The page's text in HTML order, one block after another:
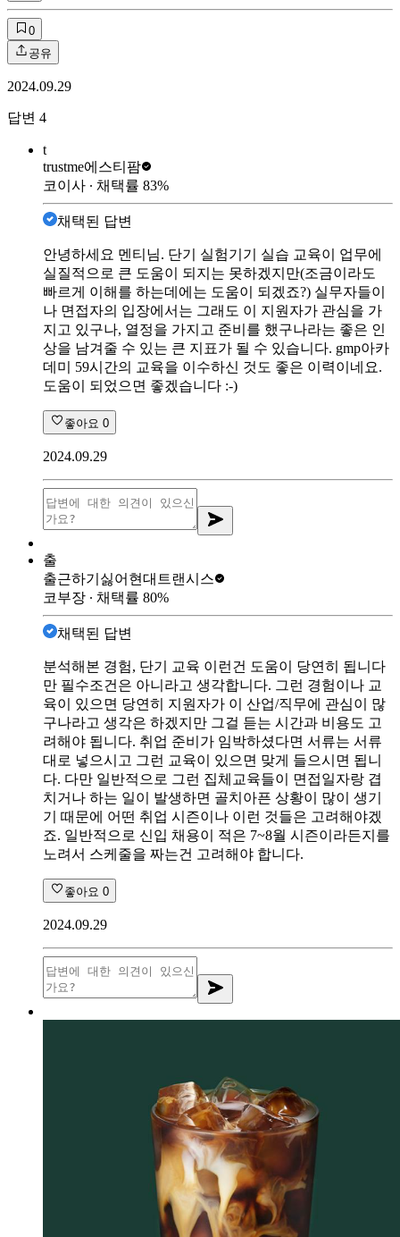
0
공유
2024.09.29
답변 4
t
trustme에스티팜
코이사 ∙ 채택률 83%
채택된 답변
안녕하세요 멘티님. 단기 실험기기 실습 교육이 업무에
실질적으로 큰 도움이 되지는 못하겠지만(조금이라도
빠르게 이해를 하는데에는 도움이 되겠죠?) 실무자들이
나 면접자의 입장에서는 그래도 이 지원자가 관심을 가
지고 있구나, 열정을 가지고 준비를 했구나라는 좋은 인
상을 남겨줄 수 있는 큰 지표가 될 수 있습니다. gmp아카
데미 59시간의 교육을 이수하신 것도 좋은 이력이네요.
도움이 되었으면 좋겠습니다 :-)
좋아요 0
2024.09.29
출
출근하기싫어 현대트랜시스
코부장 ∙ 채택률 80%
채택된 답변
분석해본 경험, 단기 교육 이런건 도움이 당연히 됩니다
만 필수조건은 아니라고 생각합니다. 그런 경험이나 교
육이 있으면 당연히 지원자가 이 산업/직무에 관심이 많
구나라고 생각은 하겠지만 그걸 듣는 시간과 비용도 고
려해야 됩니다. 취업 준비가 임박하셨다면 서류는 서류
대로 넣으시고 그런 교육이 있으면 맞게 들으시면 됩니
다. 다만 일반적으로 그런 집체교육들이 면접일자랑 겹
치거나 하는 일이 발생하면 골치아픈 상황이 많이 생기
기 때문에 어떤 취업 시즌이나 이런 것들은 고려해야겠
죠. 일반적으로 신입 채용이 적은 7~8월 시즌이라든지를
노려서 스케줄을 짜는건 고려해야 합니다.
좋아요 0
2024.09.29